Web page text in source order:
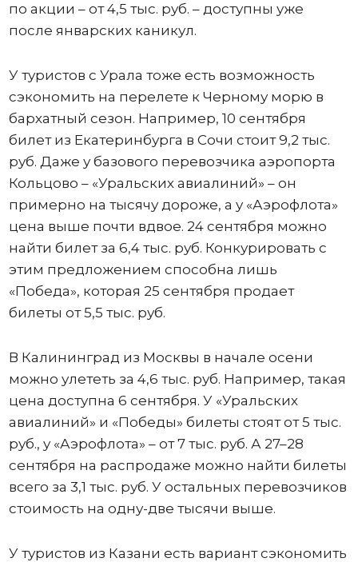
по акции – от 4,5 тыс. руб. – доступны уже
после январских каникул.
У туристов с Урала тоже есть возможность
сэкономить на перелете к Черному морю в
бархатный сезон. Например, 10 сентября
билет из Екатеринбурга в Сочи стоит 9,2 тыс.
руб. Даже у базового перевозчика аэропорта
Кольцово – «Уральских авиалиний» – он
примерно на тысячу дороже, а у «Аэрофлота»
цена выше почти вдвое. 24 сентября можно
найти билет за 6,4 тыс. руб. Конкурировать с
этим предложением способна лишь
«Победа», которая 25 сентября продает
билеты от 5,5 тыс. руб.
В Калининград из Москвы в начале осени
можно улететь за 4,6 тыс. руб. Например, такая
цена доступна 6 сентября. У «Уральских
авиалиний» и «Победы» билеты стоят от 5 тыс.
руб., у «Аэрофлота» – от 7 тыс. руб. А 27–28
сентября на распродаже можно найти билеты
всего за 3,1 тыс. руб. У остальных перевозчиков
стоимость на одну-две тысячи выше.
У туристов из Казани есть вариант сэкономить